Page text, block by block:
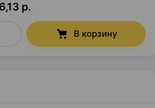
р.
В корзину